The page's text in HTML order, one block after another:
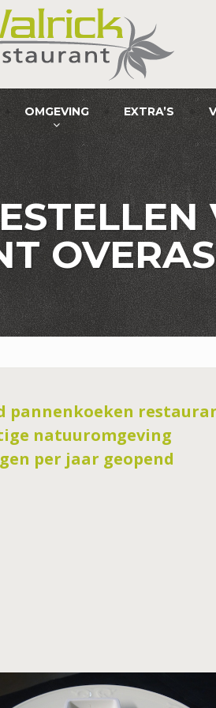
OMGEVING EXTRA’S
pannenkoeken
natuuromgeving
per jaar geopend